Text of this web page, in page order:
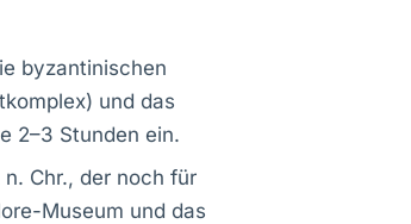
byzantinischen
und das
2–3 Stunden ein.
Chr., der noch für
Museum und das